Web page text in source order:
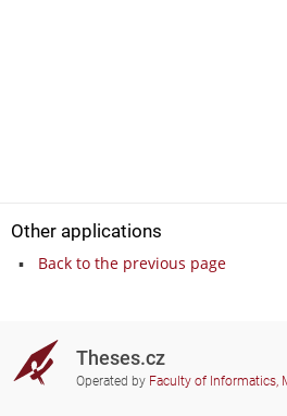
Other applications
Back to the previous page
Theses.cz
Operated by Faculty of Informatics,